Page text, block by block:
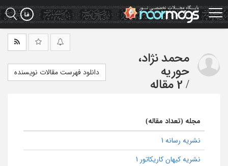
Skip
to
main
محمد نژاد،
حوریه
/ 2 مقاله
دانلود فهرست مقالات نویسنده
مجله (تعداد مقاله)
نشریه رسانه 1
نشریه کیهان کاریکاتور 1